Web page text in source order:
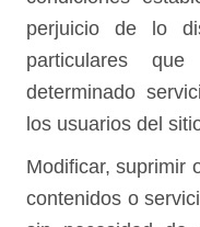
perjuicio de lo
particulares
determinado
los usuarios del
Modificar, suprimir
contenidos o